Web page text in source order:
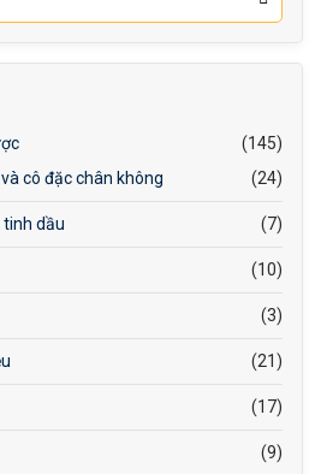
kế
và
(145)
cô đặc chân không
(24)
tinh dầu (7)
(10)
(3)
(21)
(17)
(9)